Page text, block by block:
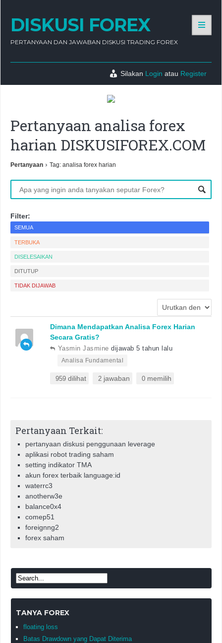
DISKUSI FOREX
PERTANYAAN DAN JAWABAN DISKUSI TRADING FOREX
Silakan Login atau Register
Pertanyaan analisa forex
harian DISKUSIFOREX.COM
Pertanyaan › Tag: analisa forex harian
Filter:
SEMUA
TERBUKA
DISELESAIKAN
DITUTUP
TIDAK DIJAWAB
Dimana Mendapatkan Analisa Forex Harian
Secara Gratis?
Yasmin Jasmine dijawab 5 tahun lalu
Analisa Fundamental
959 dilihat 2 jawaban 0 memilih
Pertanyaan Terkait:
pertanyaan diskusi penggunaan leverage
aplikasi robot trading saham
setting indikator TMA
akun forex terbaik language:id
waterrc3
anotherw3e
balance0x4
comep51
foreignng2
forex saham
TANYA FOREX
floating loss
Batas Drawdown yang Dapat Diterima